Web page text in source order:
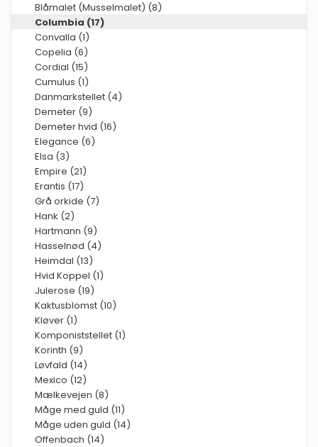
Blåmalet (Musselmalet) (8)
Columbia (17)
Convalla (1)
Copelia (6)
Cordial (15)
Cumulus (1)
Danmarkstellet (4)
Demeter (9)
Demeter hvid (16)
Elegance (6)
Elsa (3)
Empire (21)
Erantis (17)
Grå orkide (7)
Hank (2)
Hartmann (9)
Hasselnød (4)
Heimdal (13)
Hvid Koppel (1)
Julerose (19)
Kaktusblomst (10)
Kløver (1)
Komponiststellet (1)
Korinth (9)
Løvfald (14)
Mexico (12)
Mælkevejen (8)
Måge med guld (11)
Måge uden guld (14)
Offenbach (14)